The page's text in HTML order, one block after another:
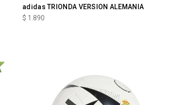
adidas TRIONDA VERSION ALEMANIA
$ 1.890